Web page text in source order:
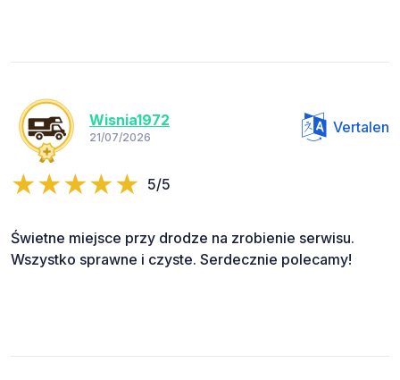
Wisnia1972
21/07/2026
Vertalen
5/5
Świetne miejsce przy drodze na zrobienie serwisu.
Wszystko sprawne i czyste. Serdecznie polecamy!